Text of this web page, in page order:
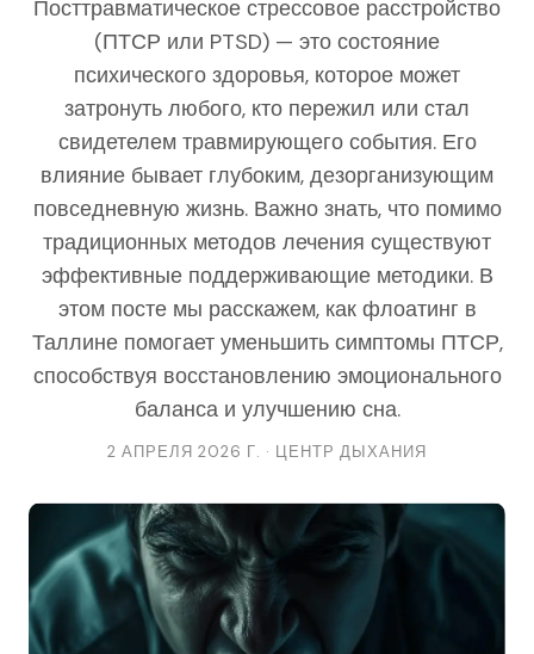
Посттравматическое стрессовое расстройство
(ПТСР или PTSD) — это состояние
психического здоровья, которое может
затронуть любого, кто пережил или стал
свидетелем травмирующего события. Его
влияние бывает глубоким, дезорганизующим
повседневную жизнь. Важно знать, что помимо
традиционных методов лечения существуют
эффективные поддерживающие методики. В
этом посте мы расскажем, как флоатинг в
Таллине помогает уменьшить симптомы ПТСР,
способствуя восстановлению эмоционального
баланса и улучшению сна.
2 АПРЕЛЯ 2026 Г. · ЦЕНТР ДЫХАНИЯ